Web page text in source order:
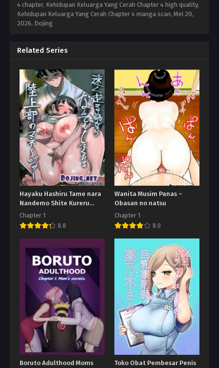
4 chapter, Kehidupan Keluarga Yang Cerah Chapter 4 high quality,
Kehidupan Keluarga Yang Cerah Chapter 4 manga scan, Mei 20,
2026, Dojing
Related Series
Hayaku Hashiru Tame nara
Nandemo Shite Kureru
Rikujoubu no Manager
Chapter 1
8.8
Wanita Musim Panas –
Obasan no natsu
Chapter 1
8.0
Boruto Adulthood Moms
Toko Obat Pembesar Penis